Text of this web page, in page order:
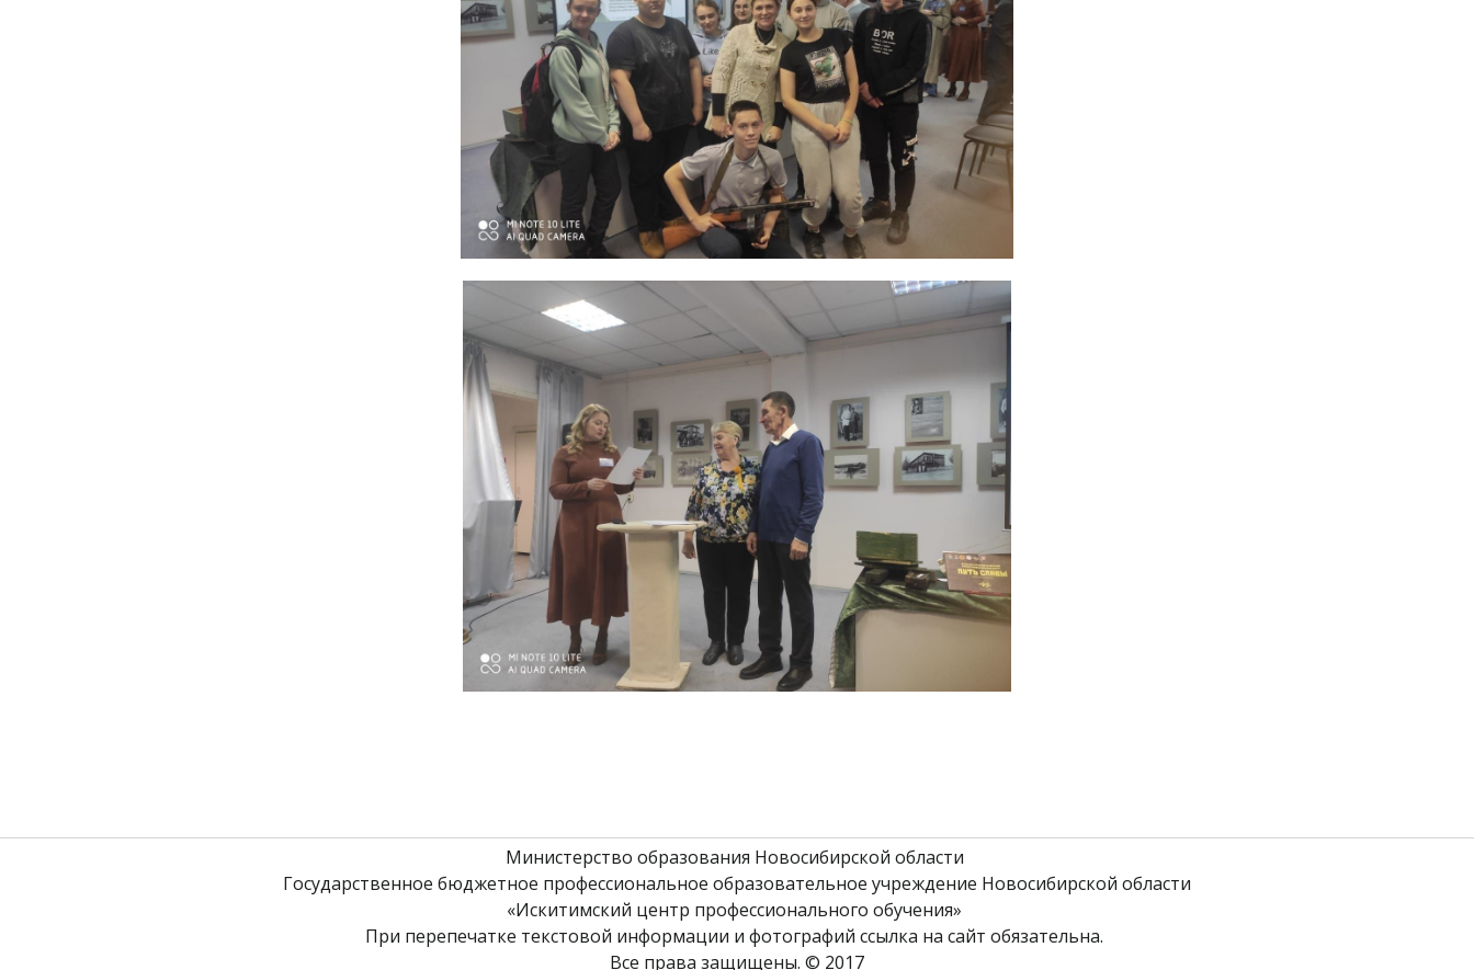
Министерство образования Новосибирской области
Государственное бюджетное профессиональное образовательное учреждение Новосибирской области
«Искитимский центр профессионального обучения»
При перепечатке текстовой информации и фотографий ссылка на сайт обязательна.
Все права защищены. © 2017